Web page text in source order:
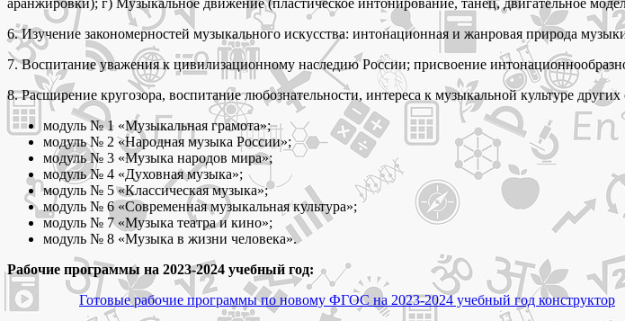
аранжировки); г) Музыкальное движение (пластическое интонирование, танец, двигательное
6. Изучение закономерностей музыкального искусства: интонационная и жанровая природа
7. Воспитание уважения к цивилизационному наследию России; присвоение
8. Расширение кругозора, воспитание любознательности, интереса к музыкальной культуре
модуль № 1 «Музыкальная грамота»;
модуль № 2 «Народная музыка России»;
модуль № 3 «Музыка народов мира»;
модуль № 4 «Духовная музыка»;
модуль № 5 «Классическая музыка»;
модуль № 6 «Современная музыкальная культура»;
модуль № 7 «Музыка театра и кино»;
модуль № 8 «Музыка в жизни человека».
Рабочие программы на 2023-2024 учебный год:
Готовые рабочие программы по новому ФГОС на 2023-2024 учебный год конструктор